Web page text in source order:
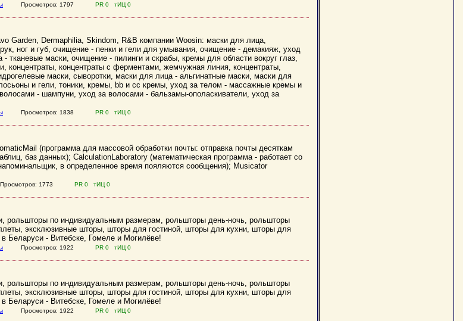
Просмотров: 1797 PR 0 тИЦ 0
Garden, Dermaphilia, Skindom, R&B компании Woosin: маски для лица,
ног и губ, очищение - пенки и гели для умывания, очищение - демакияж, уход
тканевые маски, очищение - пилинги и скрабы, кремы для области вокруг глаз,
концентраты с ферментами, жемчужная линия, концентраты,
маски, сыворотки, маски для лица - альгинатные маски, маски для
и гели, тоники, кремы, bb и cc кремы, уход за телом - массажные кремы и
- шампуни, уход за волосами - бальзамы-ополаскиватели, уход за
Просмотров: 1838 PR 0 тИЦ 0
(программа для массовой обработки почты: отправка почты десяткам
баз данных); CalculationLaboratory (математическая программа - работает со
в определенное время пояляются сообщения); Musicator
1773 PR 0 тИЦ 0
рольшторы по индивидуальным размерам, рольшторы день-ночь, рольшторы
эксклюзивные шторы, шторы для гостиной, шторы для кухни, шторы для
Беларуси - Витебске, Гомеле и Могилёве!
Просмотров: 1922 PR 0 тИЦ 0
рольшторы по индивидуальным размерам, рольшторы день-ночь, рольшторы
эксклюзивные шторы, шторы для гостиной, шторы для кухни, шторы для
Беларуси - Витебске, Гомеле и Могилёве!
Просмотров: 1922 PR 0 тИЦ 0